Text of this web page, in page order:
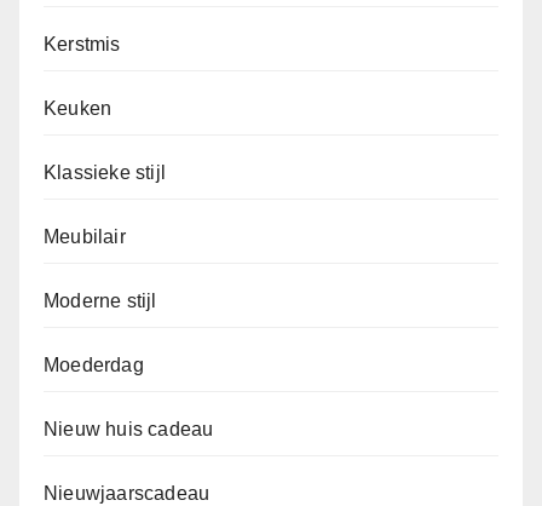
Kerstmis
Keuken
Klassieke stijl
Meubilair
Moderne stijl
Moederdag
Nieuw huis cadeau
Nieuwjaarscadeau